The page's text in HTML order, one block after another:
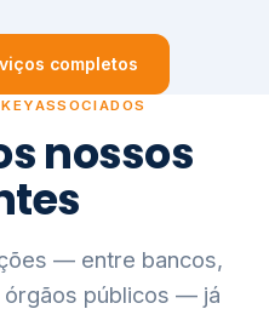
completos
nossos
— entre bancos,
órgãos públicos — já